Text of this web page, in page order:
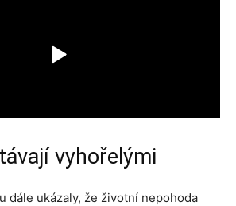
vyhořelými
dále ukázaly, že životní nepohoda